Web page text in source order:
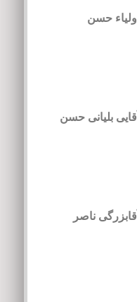
اولیاء حسن
آقایی بلیانی حسن
آقابزرگی ناصر